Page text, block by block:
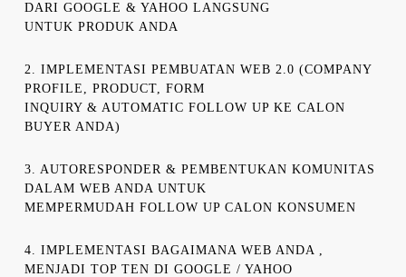
DARI GOOGLE & YAHOO LANGSUNG
UNTUK PRODUK ANDA
2. IMPLEMENTASI PEMBUATAN WEB 2.0 (COMPANY
PROFILE, PRODUCT, FORM
INQUIRY & AUTOMATIC FOLLOW UP KE CALON
BUYER ANDA)
3. AUTORESPONDER & PEMBENTUKAN KOMUNITAS
DALAM WEB ANDA UNTUK
MEMPERMUDAH FOLLOW UP CALON KONSUMEN
4. IMPLEMENTASI BAGAIMANA WEB ANDA ,
MENJADI TOP TEN DI GOOGLE / YAHOO